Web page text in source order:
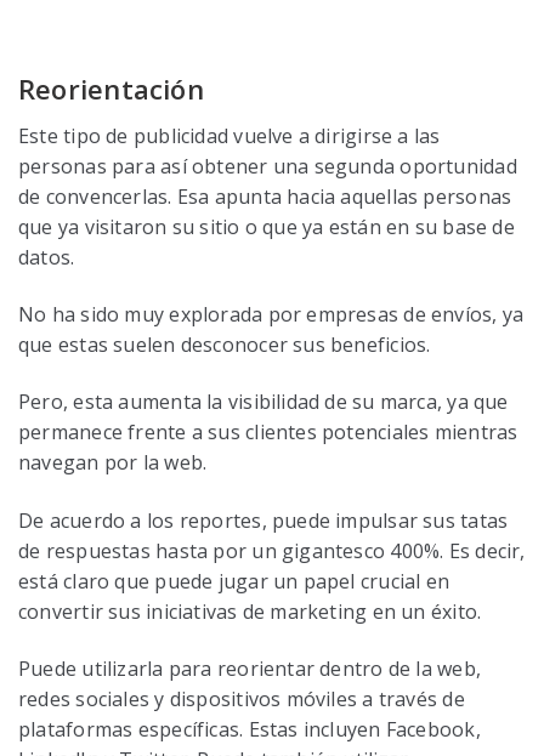
Reorientación
Este tipo de publicidad vuelve a dirigirse a las
personas para así obtener una segunda oportunidad
de convencerlas. Esa apunta hacia aquellas personas
que ya visitaron su sitio o que ya están en su base de
datos.
No ha sido muy explorada por empresas de envíos, ya
que estas suelen desconocer sus beneficios.
Pero, esta aumenta la visibilidad de su marca, ya que
permanece frente a sus clientes potenciales mientras
navegan por la web.
De acuerdo a los reportes, puede impulsar sus tatas
de respuestas hasta por un gigantesco 400%. Es decir,
está claro que puede jugar un papel crucial en
convertir sus iniciativas de marketing en un éxito.
Puede utilizarla para reorientar dentro de la web,
redes sociales y dispositivos móviles a través de
plataformas específicas. Estas incluyen Facebook,